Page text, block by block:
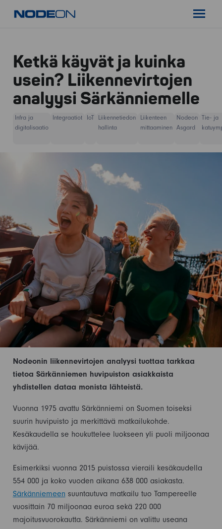
sisältöön
Nodeon
Ketkä käyvät ja kuinka
usein? Liikennevirtojen
analyysi Särkänniemelle
Infra ja
digitalisaatio
Integraatiot IoT
Liikennetiedon
hallinta
Liikenteen
mittaaminen
Nodeon
Asgard
Tie- ja
Nodeonin liikennevirtojen analyysi tuottaa tarkkaa
tietoa Särkänniemen huvipuiston asiakkaista
yhdistellen dataa monista lähteistä.
Vuonna 1975 avattu Särkänniemi on Suomen toiseksi
suurin huvipuisto ja merkittävä matkailukohde.
Kesäkaudella se houkuttelee luokseen yli puoli miljoonaa
kävijää.
Esimerkiksi vuonna 2015 puistossa vieraili kesäkaudella
554 000 ja koko vuoden aikana 638 000 asiakasta.
Särkänniemeensuuntautuva matkailu tuo Tampereelle
vuosittain 70 miljoonaa euroa sekä 220 000
majoitusvuorokautta. Särkänniemi on valittu useana